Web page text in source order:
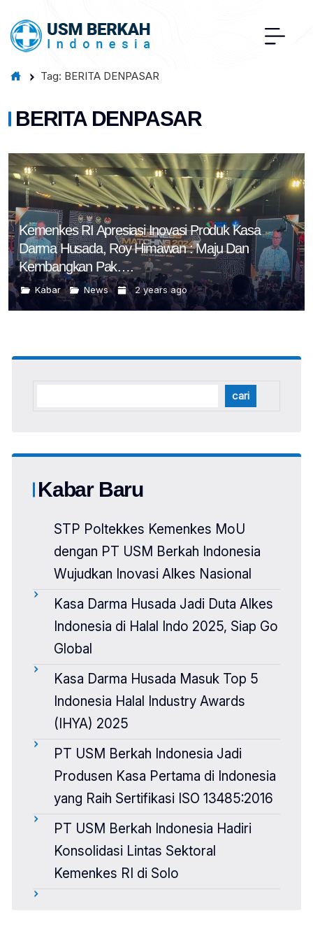
Tag: BERITA DENPASAR
BERITA DENPASAR
Kemenkes RI Apresiasi Inovasi Produk Kasa
Darma Husada, Roy Himawan : Maju Dan
Kembangkan Pak….
Kabar News 2 years ago
cari
Kabar Baru
STP Poltekkes Kemenkes MoU
dengan PT USM Berkah Indonesia
Wujudkan Inovasi Alkes Nasional
Kasa Darma Husada Jadi Duta Alkes
Indonesia di Halal Indo 2025, Siap Go
Global
Kasa Darma Husada Masuk Top 5
Indonesia Halal Industry Awards
(IHYA) 2025
PT USM Berkah Indonesia Jadi
Produsen Kasa Pertama di Indonesia
yang Raih Sertifikasi ISO 13485:2016
PT USM Berkah Indonesia Hadiri
Konsolidasi Lintas Sektoral
Kemenkes RI di Solo